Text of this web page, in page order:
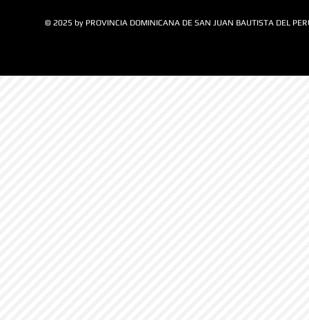
© 2025 by PROVINCIA DOMINICANA DE SAN JUAN BAUTISTA DEL